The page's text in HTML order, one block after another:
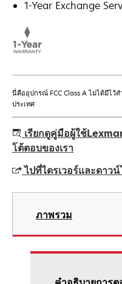
1-Year Exchange
นี่คืออุปกรณ์ FCC Class A ไม่ได้มีไว้
ประเทศ
เรียกดูคู่มือผู้ใช้
โต้ตอบของเรา
ไปที่ไดรเวอร์และดาว
opens
new
ภาพรวม